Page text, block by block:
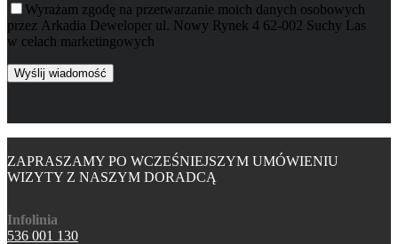
Wyrażam zgodę na przetwarzanie moich danych osobowych
przez Arkadia Deweloper ul. Nowy Rynek 4 62-002 Suchy Las
w celach marketingowych
ZAPRASZAMY PO WCZEŚNIEJSZYM UMÓWIENIU
WIZYTY Z NASZYM DORADCĄ
Infolinia
536 001 130